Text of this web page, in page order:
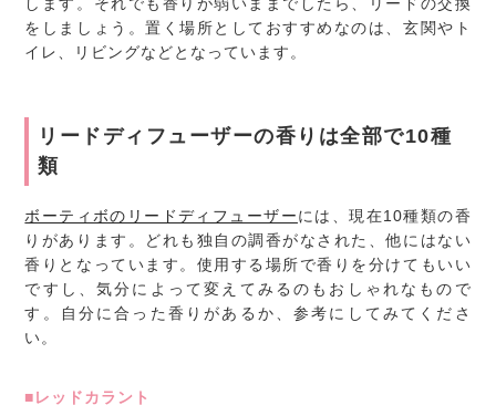
をしましょう。置く場所としておすすめなのは、玄関やト
イレ、リビングなどとなっています。
リードディフューザーの香りは全部で10種
類
ボーティボのリードディフューザーには、現在10種類の香
りがあります。どれも独自の調香がなされた、他にはない
香りとなっています。使用する場所で香りを分けてもいい
ですし、気分によって変えてみるのもおしゃれなもので
す。自分に合った香りがあるか、参考にしてみてくださ
い。
■レッドカラント